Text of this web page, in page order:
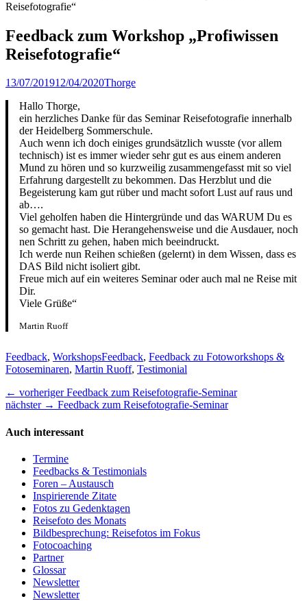
Reisefotografie“
Feedback zum Workshop „Profiwissen
Reisefotografie“
Veröffentlicht
13/07/201912/04/2020Author
Thorge
Hallo Thorge,
ein herzliches Danke für das Seminar Reisefotografie innerhalb
der Heidelberg Sommerschule.
Auch wenn ich doch einiges grundsätzlich wusste (vor allem
technisch) ist es immer wieder sehr gut es aus einem anderen
Mund zu hören und so kurzweilig zusammengefasst mit so viel
Erfahrung dargestellt zu bekommen. Das Herzblut und die
Begeisterung kam gut rüber und macht sofort Lust auf raus und
ab….
Viel geholfen haben die Hintergründe und das WARUM Du es
so gemacht hast. Die Herangehensweise und die Ausdauer, noch
nen Schritt zu gehen, haben mich beeindruckt.
Ich werde nun Reihen schießen (gelernt) in dem Wissen, dass es
DAS Bild nicht isoliert gibt.
Freue mich auf ein weiteres Seminar oder auch mal ne Reise mit
Dir.
Viele Grüße“
Martin Ruoff
Kategorien
Feedback, WorkshopsTags
Feedback, Feedback zu Fotoworkshops &
Fotoseminaren, Martin Ruoff, Testimonial
Beitragsnavigation
← vorheriger Vorheriger
Beitrag:
Feedback zum Reisefotografie-Seminar
nächster → nächster
Feedback zum Reisefotografie-Seminar
Auch interessant
Termine
Feedbacks & Testimonials
Foren – Austausch
Inspirierende Zitate
Fotos zu Gedenktagen
Reisefoto des Monats
Bildbesprechung: Reisefotos im Fokus
Fotocoaching
Partner
Glossar
Newsletter
Newsletter